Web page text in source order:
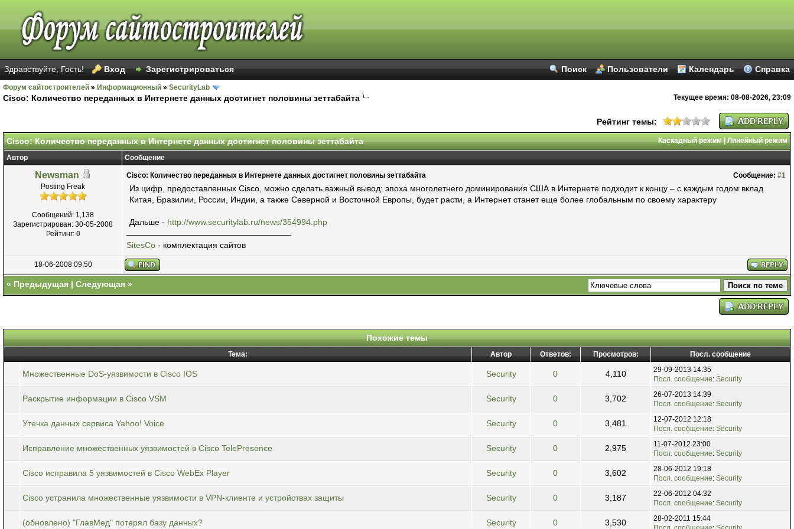
Поиск Пользователи Календарь Справка
Здравствуйте, Гость! Вход Зарегистрироваться
Форум сайтостроителей » Информационный » SecurityLab
Cisco: Количество переданных в Интернете данных достигнет половины зеттабайта Текущее время: 08-08-2026, 23:09
Рейтинг темы:
Каскадный режим|Линейный режим
Cisco: Количество переданных в Интернете данных достигнет половины зеттабайта
Автор Сообщение
Newsman
Posting Freak
Сообщений: 1,138
Зарегистрирован: 30-05-2008
Рейтинг: 0
Сообщение: #1
Cisco: Количество переданных в Интернете данных достигнет половины зеттабайта
Из цифр, предоставленных Cisco, можно сделать важный вывод: эпоха многолетнего доминирования США в Интернете подходит к концу – с каждым годом вклад
Китая, Бразилии, России, Индии, а также Северной и Восточной Европы, будет расти, а Интернет станет еще более глобальным по своему характеру
Дальше - http://www.securitylab.ru/news/354994.php
SitesCo - комплектация сайтов
18-06-2008 09:50
« Предыдущая | Следующая »
Похожие темы
Тема: Автор Ответов: Просмотров: Посл. сообщение
Множественные DoS-уязвимости в Cisco IOS Security 0 4,110
29-09-2013 14:35
Посл. сообщение: Security
Раскрытие информации в Cisco VSM Security 0 3,702
26-07-2013 14:39
Посл. сообщение: Security
Утечка данных сервиса Yahoo! Voice Security 0 3,481
12-07-2012 12:18
Посл. сообщение: Security
Исправление множественных уязвимостей в Cisco TelePresence Security 0 2,975
11-07-2012 23:00
Посл. сообщение: Security
Cisco исправила 5 уязвимостей в Cisco WebEx Player Security 0 3,602
28-06-2012 19:18
Посл. сообщение: Security
Cisco устранила множественные уязвимости в VPN-клиенте и устройствах защиты Security 0 3,187
22-06-2012 04:32
Посл. сообщение: Security
(обновлено) "ГлавМед" потерял базу данных? Security 0 3,530
28-02-2011 15:44